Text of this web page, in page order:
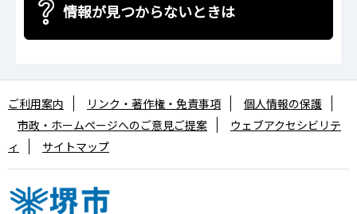
情報が見つからないときは
ご利用案内 リンク・著作権・免責事項
個人情報の保護
市政・ホームページへのご意見ご提案
ウェブアクセシビリテ
ィ
サイトマップ